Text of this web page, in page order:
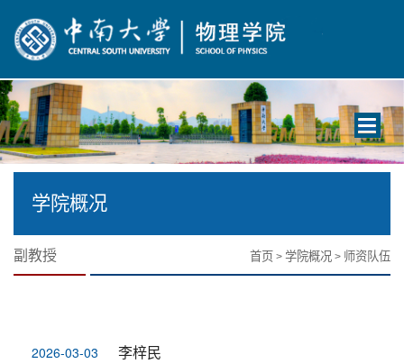
Toggle
学院概况
副教授 首页 > 学院概况 > 师资队伍
2026-03-03 李梓民